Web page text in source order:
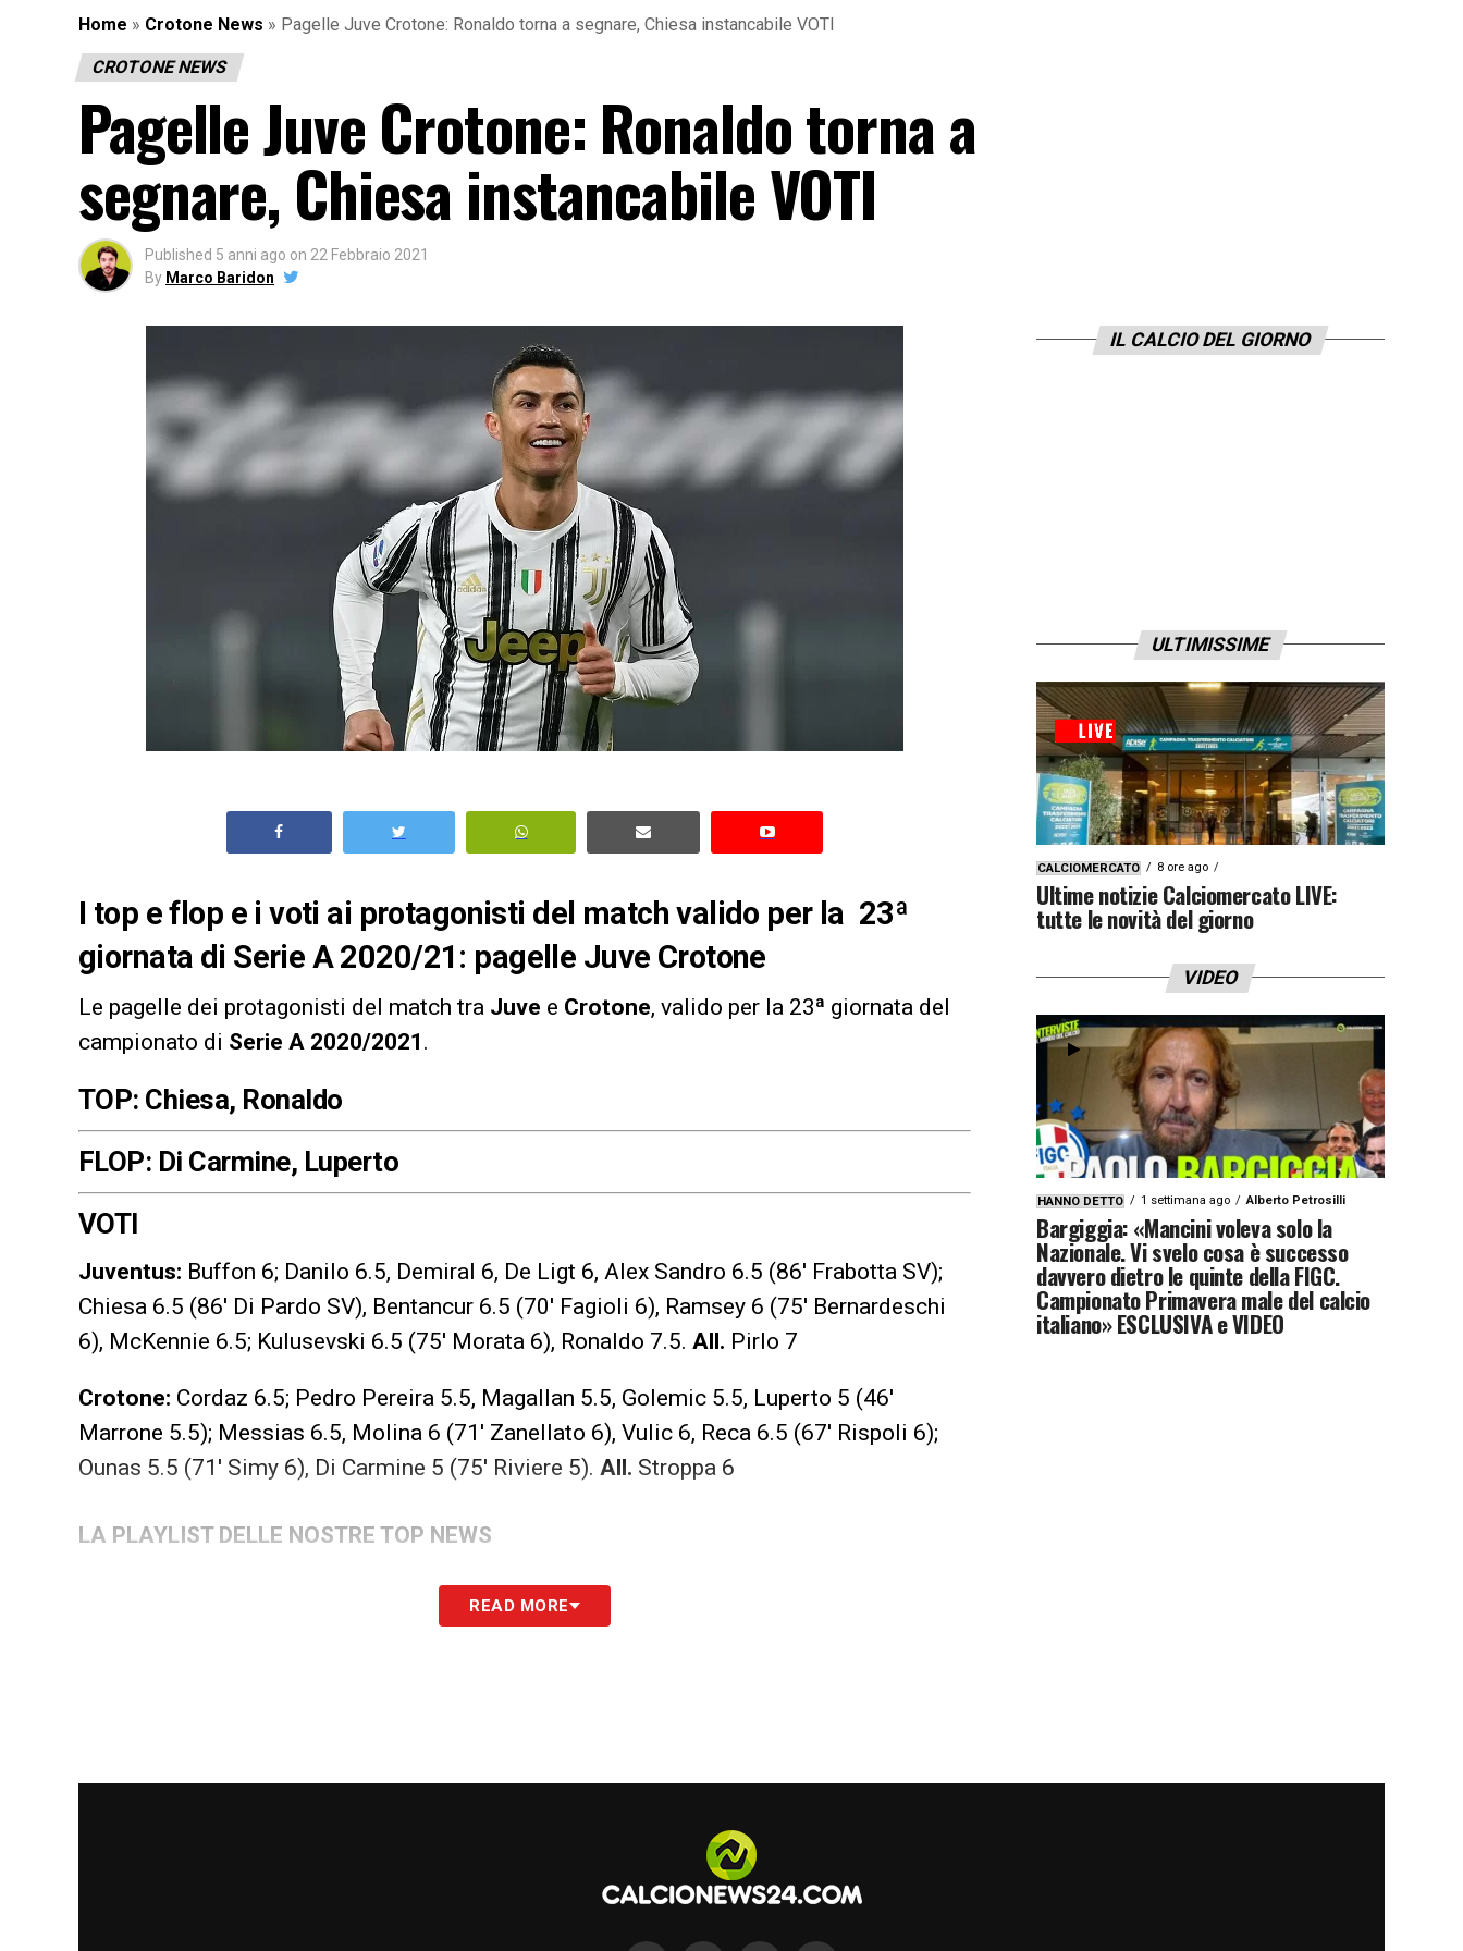
Home » Crotone News » Pagelle Juve Crotone: Ronaldo torna a segnare, Chiesa instancabile VOTI
CROTONE NEWS
Pagelle Juve Crotone: Ronaldo torna a
segnare, Chiesa instancabile VOTI
Published 5 anni ago on 22 Febbraio 2021
By Marco Baridon
I top e flop e i voti ai protagonisti del match valido per la 23ª
giornata di Serie A 2020/21: pagelle Juve Crotone
Le pagelle dei protagonisti del match tra Juve e Crotone, valido per la 23ª giornata del
campionato di Serie A 2020/2021 .
TOP: Chiesa, Ronaldo
FLOP: Di Carmine, Luperto
VOTI
Juventus: Buffon 6; Danilo 6.5, Demiral 6, De Ligt 6, Alex Sandro 6.5 (86′ Frabotta SV);
Chiesa 6.5 (86′ Di Pardo SV), Bentancur 6.5 (70′ Fagioli 6), Ramsey 6 (75′ Bernardeschi
6), McKennie 6.5; Kulusevski 6.5 (75′ Morata 6), Ronaldo 7.5. All. Pirlo 7
Crotone: Cordaz 6.5; Pedro Pereira 5.5, Magallan 5.5, Golemic 5.5, Luperto 5 (46′
Marrone 5.5); Messias 6.5, Molina 6 (71′ Zanellato 6), Vulic 6, Reca 6.5 (67′ Rispoli 6);
Ounas 5.5 (71′ Simy 6), Di Carmine 5 (75′ Riviere 5). All. Stroppa 6
LA PLAYLIST DELLE NOSTRE TOP NEWS
READ MORE
IL CALCIO DEL GIORNO
ULTIMISSIME
CALCIOMERCATO 8 ore ago
Ultime notizie Calciomercato LIVE:
tutte le novità del giorno
VIDEO
HANNO DETTO 1 settimana ago Alberto Petrosilli
Bargiggia: «Mancini voleva solo la
Nazionale. Vi svelo cosa è successo
davvero dietro le quinte della FIGC.
Campionato Primavera male del calcio
italiano» ESCLUSIVA e VIDEO